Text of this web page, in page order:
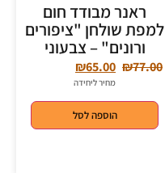
ראנר מבודד חום
למפת שולחן "ציפורים
ורונים" – צבעוני
₪77.00
₪65.00
מחיר ליחידה
הוספה לסל